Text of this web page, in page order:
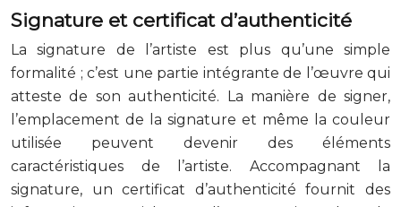
Signature et certificat d’authenticité
La signature de l’artiste est plus qu’une simple
formalité ; c’est une partie intégrante de l’œuvre qui
atteste de son authenticité. La manière de signer,
l’emplacement de la signature et même la couleur
utilisée peuvent devenir des éléments
caractéristiques de l’artiste. Accompagnant la
signature, un certificat d’authenticité fournit des